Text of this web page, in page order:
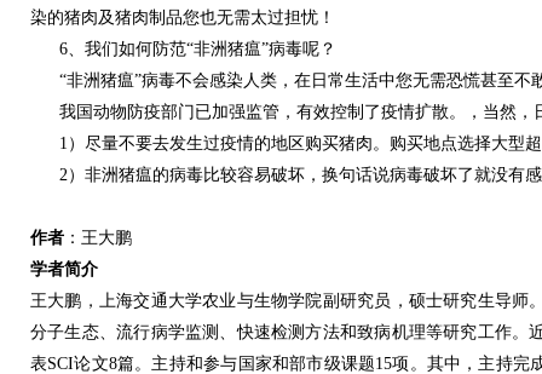
染的猪肉及猪肉制品您也无需太过担忧！
6、我们如何防范“非洲猪瘟”病毒呢？
“非洲猪瘟”病毒不会感染人类，在日常生活中您无需恐慌甚至不
我国动物防疫部门已加强监管，有效控制了疫情扩散。，当然，
1）尽量不要去发生过疫情的地区购买猪肉。购买地点选择大型
2）非洲猪瘟的病毒比较容易破坏，换句话说病毒破坏了就没有
作者 ：王大鹏
学者简介
王大鹏，上海交通大学农业与生物学院副研究员，硕士研究生导
分子生态、流行病学监测、快速检测方法和致病机理等研究工作
表SCI论文8篇。主持和参与国家和部市级课题15项。其中，主持完